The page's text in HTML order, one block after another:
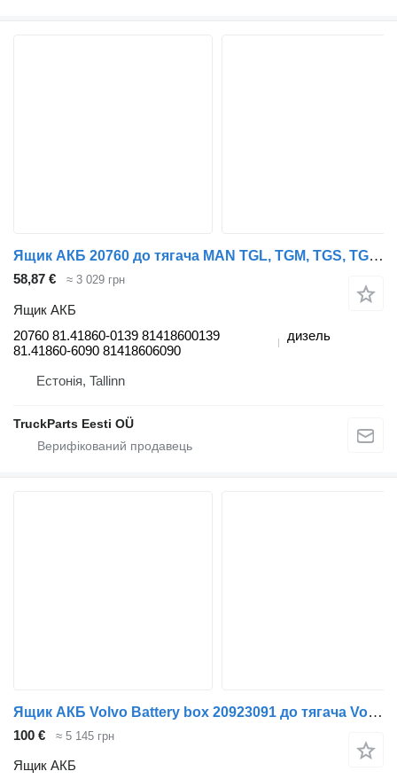
Ящик АКБ 20760 до тягача MAN TGL, TGM, TGS, TGX (2005-2021)
58,87 € ≈ 3 029 грн
Ящик АКБ
20760 81.41860-0139 81418600139
81.41860-6090 81418606090
дизель
Естонія, Tallinn
TruckParts Eesti OÜ
Ящик АКБ Volvo Battery box 20923091 до тягача Volvo FE-280
100 € ≈ 5 145 грн
Ящик АКБ